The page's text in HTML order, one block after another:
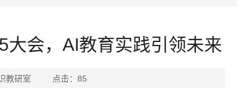
大会，AI教育实践引领未来
识教研室 点击： 85